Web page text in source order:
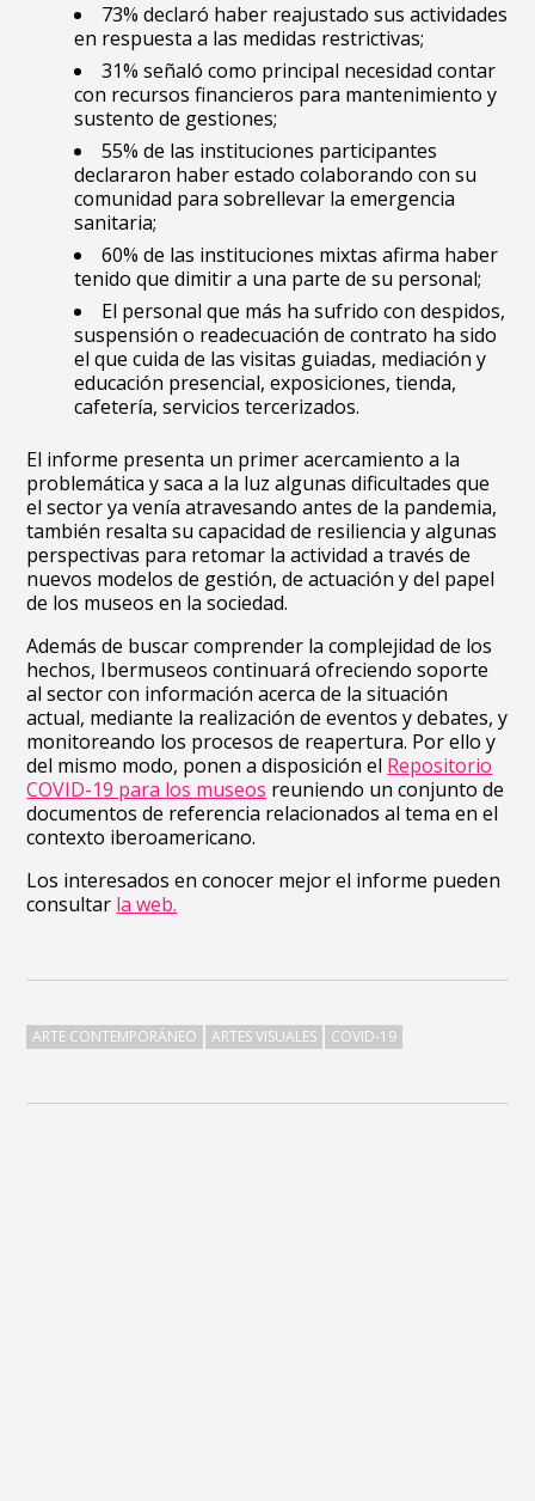
73% declaró haber reajustado sus actividades
en respuesta a las medidas restrictivas;
31% señaló como principal necesidad contar
con recursos financieros para mantenimiento y
sustento de gestiones;
55% de las instituciones participantes
declararon haber estado colaborando con su
comunidad para sobrellevar la emergencia
sanitaria;
60% de las instituciones mixtas afirma haber
tenido que dimitir a una parte de su personal;
El personal que más ha sufrido con despidos,
suspensión o readecuación de contrato ha sido
el que cuida de las visitas guiadas, mediación y
educación presencial, exposiciones, tienda,
cafetería, servicios tercerizados.
El informe presenta un primer acercamiento a la
problemática y saca a la luz algunas dificultades que
el sector ya venía atravesando antes de la pandemia,
también resalta su capacidad de resiliencia y algunas
perspectivas para retomar la actividad a través de
nuevos modelos de gestión, de actuación y del papel
de los museos en la sociedad.
Además de buscar comprender la complejidad de los
hechos, Ibermuseos continuará ofreciendo soporte
al sector con información acerca de la situación
actual, mediante la realización de eventos y debates, y
monitoreando los procesos de reapertura. Por ello y
del mismo modo, ponen a disposición el Repositorio
COVID-19 para los museos reuniendo un conjunto de
documentos de referencia relacionados al tema en el
contexto iberoamericano.
Los interesados en conocer mejor el informe pueden
consultar la web.
ARTE CONTEMPORÁNEO ARTES VISUALES COVID-19